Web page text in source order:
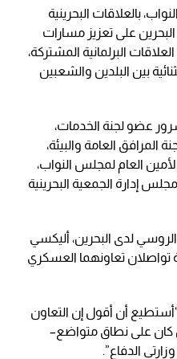
بالعلاقات البحرينية
على تعزيز مسارات
البرلمانية المشتركة،
بين البلدين والشعبين
عضو لجنة الخدمات،
المرافق العامة والبيئة،
العام لمجلس النواب،
إدارة الجمعية البحرينية
لدى البحرين، أليكسي
تعاونهما العسكري
أن أقول إن التعاون
كان على نطاق متواضع–
الدفاع”.